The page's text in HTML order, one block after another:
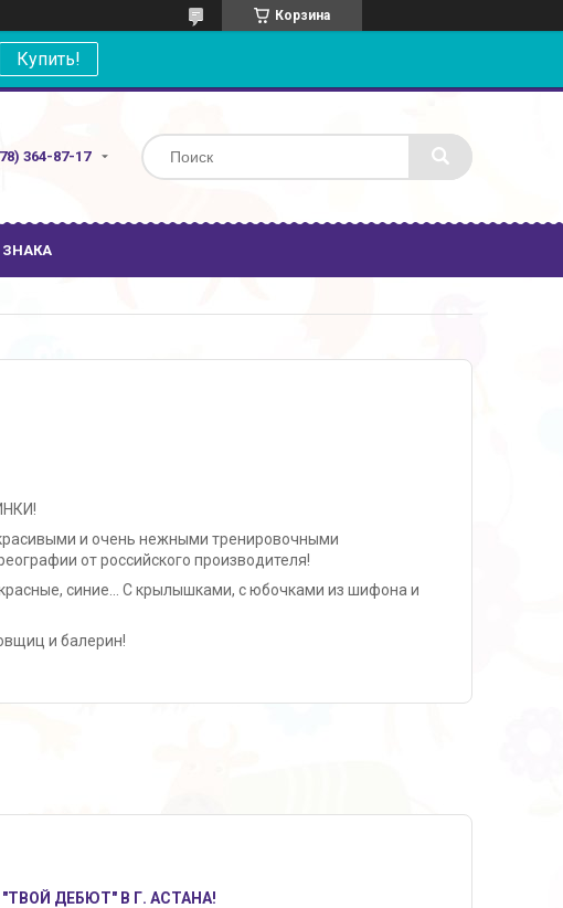
Корзина
Купить!
364-87-17
ЗНАКА
и очень нежными тренировочными
от российского производителя!
синие... С крылышками, с юбочками из шифона и
и балерин!
ДЕБЮТ" В Г. АСТАНА!